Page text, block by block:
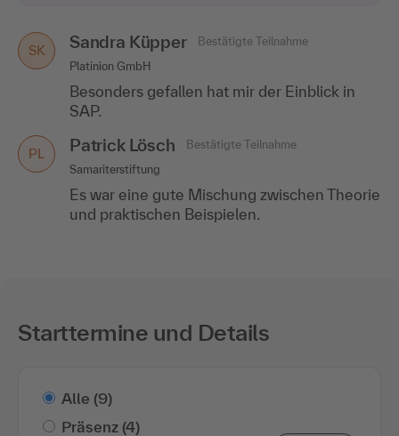
SK Sandra Küpper
Bestätigte Teilnahme
Platinion GmbH
Besonders gefallen hat mir der Einblick in
SAP.
PL Patrick Lösch
Bestätigte Teilnahme
Samariterstiftung
Es war eine gute Mischung zwischen Theorie
und praktischen Beispielen.
Starttermine und Details
Alle (9)
Präsenz (4)